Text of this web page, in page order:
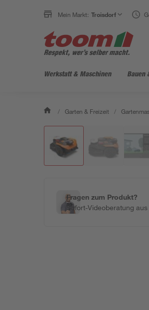
Mein Markt: Troisdorf
Werkstatt & Maschinen Bauen
/ Garten & Freizeit /
Fragen zum Produkt?
Sofort-Videoberatung